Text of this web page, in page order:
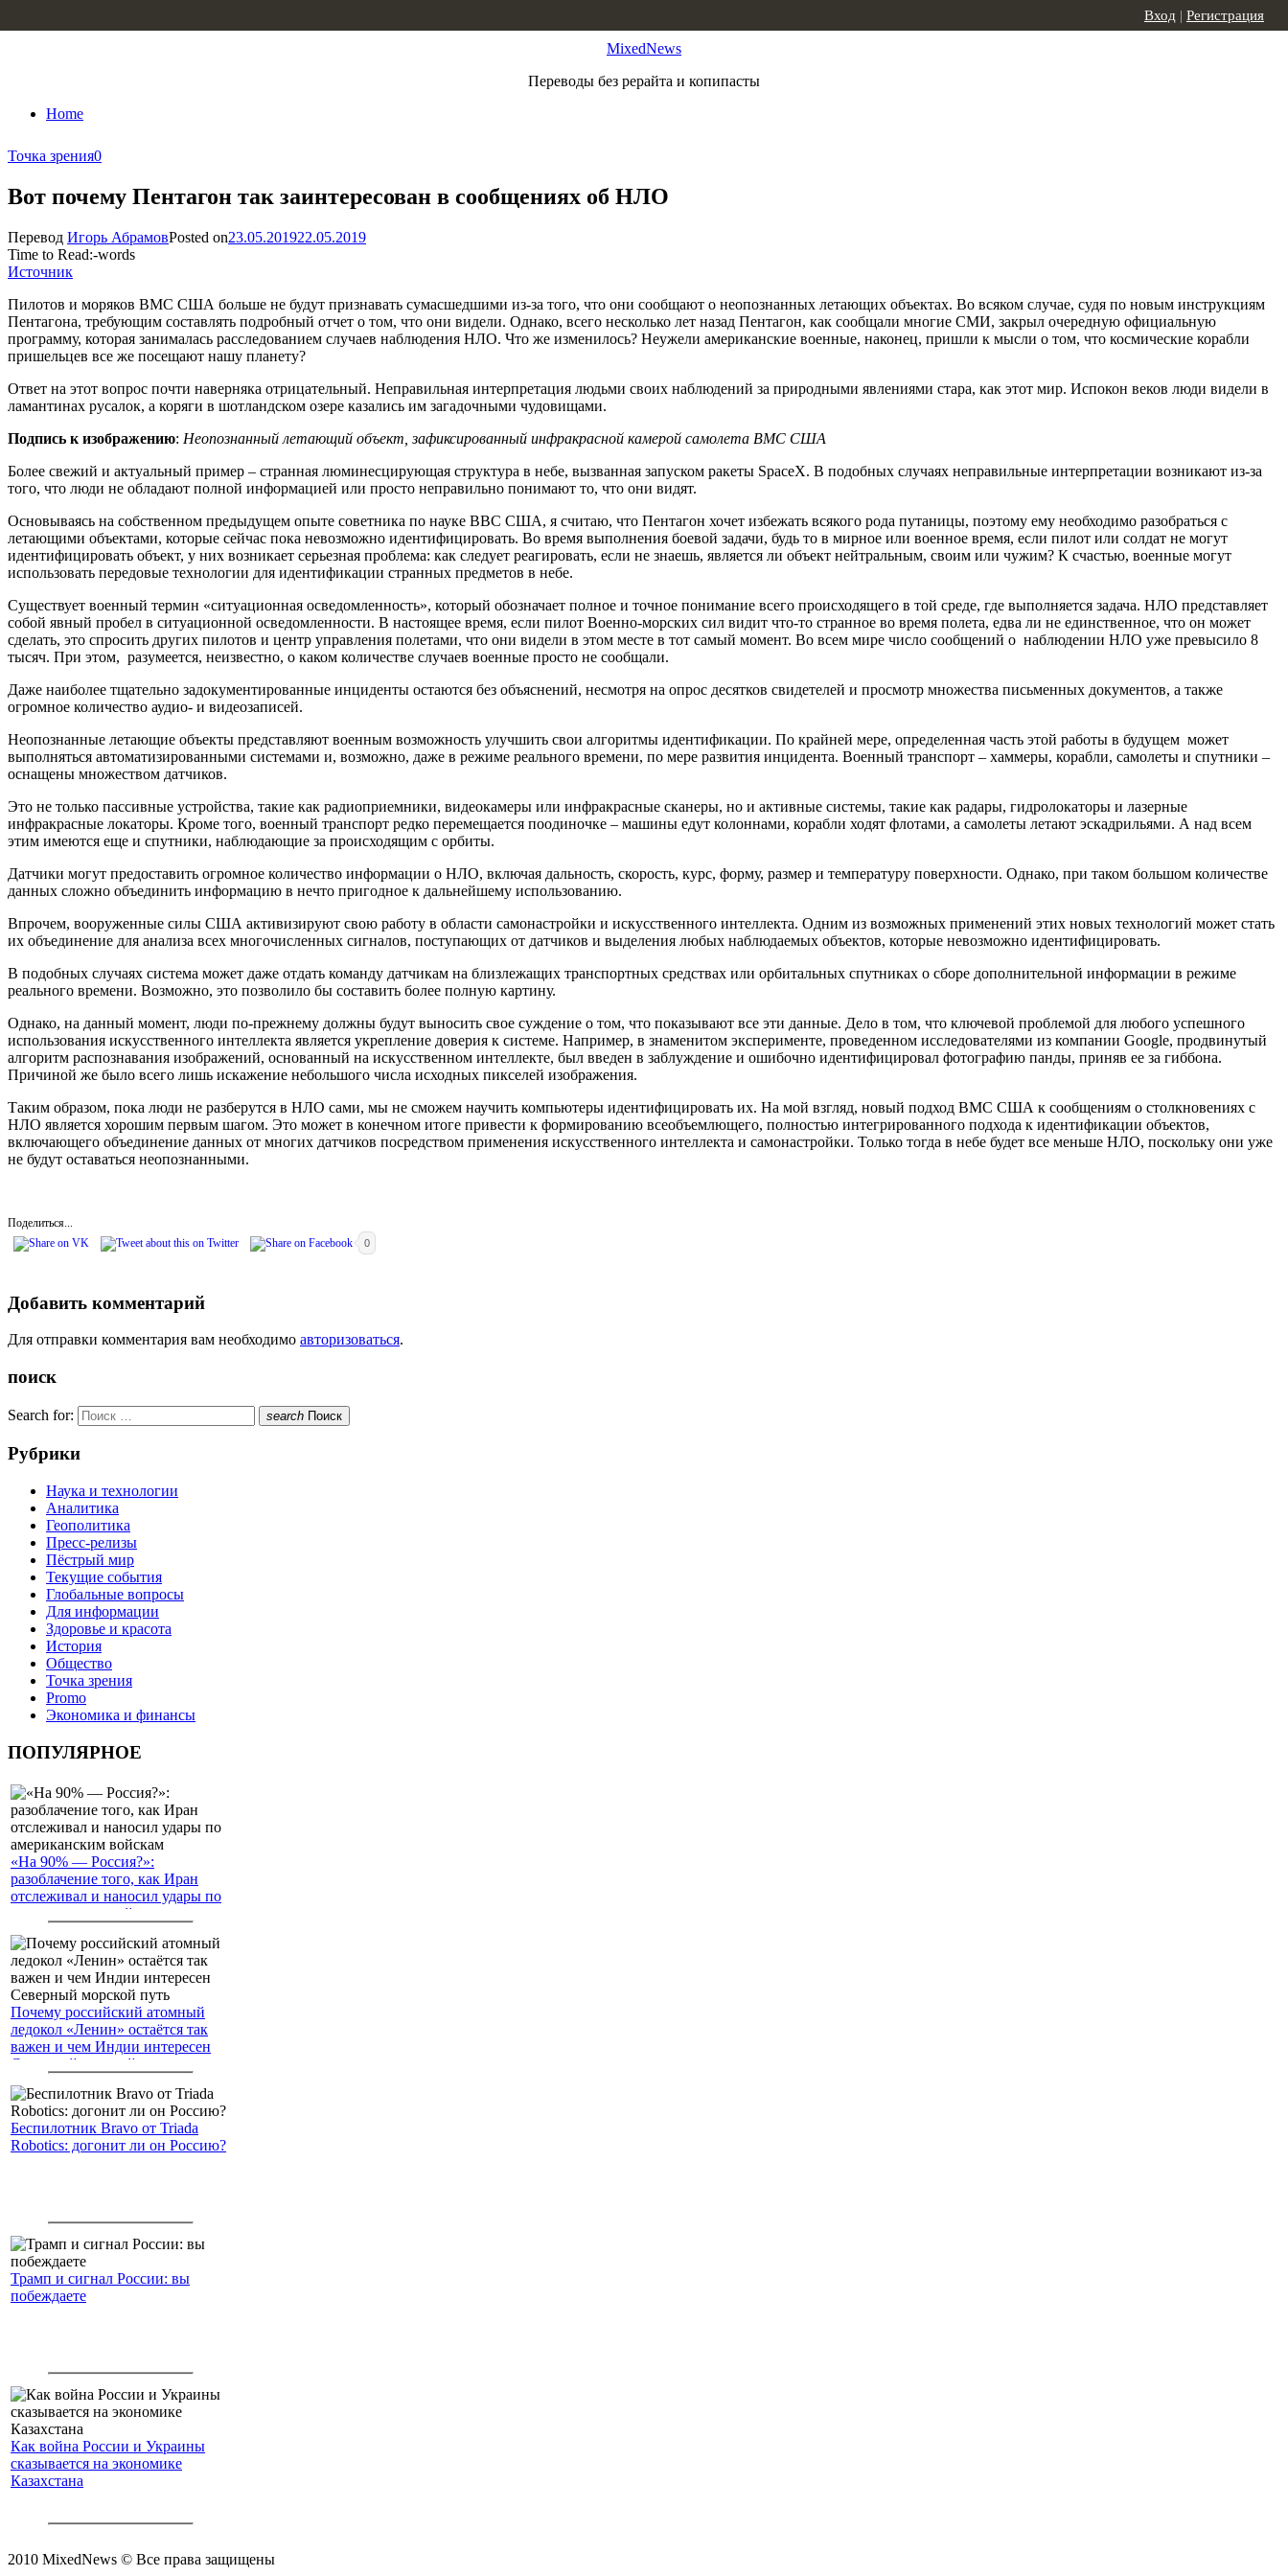
MixedNews
Переводы без рерайта и копипасты
Home
Вход | Регистрация
Точка зрения0
Вот почему Пентагон так заинтересован в сообщениях об НЛО
Перевод Игорь АбрамовPosted on23.05.201922.05.2019
Time to Read:-words
Источник
Пилотов и моряков ВМС США больше не будут признавать сумасшедшими из-за того, что они сообщают о неопознанных летающих объектах. Во всяком случае, судя по новым инструкциям
Пентагона, требующим составлять подробный отчет о том, что они видели. Однако, всего несколько лет назад Пентагон, как сообщали многие СМИ, закрыл очередную официальную
программу, которая занималась расследованием случаев наблюдения НЛО. Что же изменилось? Неужели американские военные, наконец, пришли к мысли о том, что космические корабли
пришельцев все же посещают нашу планету?
Ответ на этот вопрос почти наверняка отрицательный. Неправильная интерпретация людьми своих наблюдений за природными явлениями стара, как этот мир. Испокон веков люди видели в
ламантинах русалок, а коряги в шотландском озере казались им загадочными чудовищами.
Подпись к изображению: Неопознанный летающий объект, зафиксированный инфракрасной камерой самолета ВМС США
Более свежий и актуальный пример – странная люминесцирующая структура в небе, вызванная запуском ракеты SpaceX. В подобных случаях неправильные интерпретации возникают из-за
того, что люди не обладают полной информацией или просто неправильно понимают то, что они видят.
Основываясь на собственном предыдущем опыте советника по науке ВВС США, я считаю, что Пентагон хочет избежать всякого рода путаницы, поэтому ему необходимо разобраться с
летающими объектами, которые сейчас пока невозможно идентифицировать. Во время выполнения боевой задачи, будь то в мирное или военное время, если пилот или солдат не могут
идентифицировать объект, у них возникает серьезная проблема: как следует реагировать, если не знаешь, является ли объект нейтральным, своим или чужим? К счастью, военные могут
использовать передовые технологии для идентификации странных предметов в небе.
Существует военный термин «ситуационная осведомленность», который обозначает полное и точное понимание всего происходящего в той среде, где выполняется задача. НЛО представляет
собой явный пробел в ситуационной осведомленности. В настоящее время, если пилот Военно-морских сил видит что-то странное во время полета, едва ли не единственное, что он может
сделать, это спросить других пилотов и центр управления полетами, что они видели в этом месте в тот самый момент. Во всем мире число сообщений о наблюдении НЛО уже превысило 8
тысяч. При этом, разумеется, неизвестно, о каком количестве случаев военные просто не сообщали.
Даже наиболее тщательно задокументированные инциденты остаются без объяснений, несмотря на опрос десятков свидетелей и просмотр множества письменных документов, а также
огромное количество аудио- и видеозаписей.
Неопознанные летающие объекты представляют военным возможность улучшить свои алгоритмы идентификации. По крайней мере, определенная часть этой работы в будущем может
выполняться автоматизированными системами и, возможно, даже в режиме реального времени, по мере развития инцидента. Военный транспорт – хаммеры, корабли, самолеты и спутники –
оснащены множеством датчиков.
Это не только пассивные устройства, такие как радиоприемники, видеокамеры или инфракрасные сканеры, но и активные системы, такие как радары, гидролокаторы и лазерные
инфракрасные локаторы. Кроме того, военный транспорт редко перемещается поодиночке – машины едут колоннами, корабли ходят флотами, а самолеты летают эскадрильями. А над всем
этим имеются еще и спутники, наблюдающие за происходящим с орбиты.
Датчики могут предоставить огромное количество информации о НЛО, включая дальность, скорость, курс, форму, размер и температуру поверхности. Однако, при таком большом количестве
данных сложно объединить информацию в нечто пригодное к дальнейшему использованию.
Впрочем, вооруженные силы США активизируют свою работу в области самонастройки и искусственного интеллекта. Одним из возможных применений этих новых технологий может стать
их объединение для анализа всех многочисленных сигналов, поступающих от датчиков и выделения любых наблюдаемых объектов, которые невозможно идентифицировать.
В подобных случаях система может даже отдать команду датчикам на близлежащих транспортных средствах или орбитальных спутниках о сборе дополнительной информации в режиме
реального времени. Возможно, это позволило бы составить более полную картину.
Однако, на данный момент, люди по-прежнему должны будут выносить свое суждение о том, что показывают все эти данные. Дело в том, что ключевой проблемой для любого успешного
использования искусственного интеллекта является укрепление доверия к системе. Например, в знаменитом эксперименте, проведенном исследователями из компании Google, продвинутый
алгоритм распознавания изображений, основанный на искусственном интеллекте, был введен в заблуждение и ошибочно идентифицировал фотографию панды, приняв ее за гиббона.
Причиной же было всего лишь искажение небольшого числа исходных пикселей изображения.
Таким образом, пока люди не разберутся в НЛО сами, мы не сможем научить компьютеры идентифицировать их. На мой взгляд, новый подход ВМС США к сообщениям о столкновениях с
НЛО является хорошим первым шагом. Это может в конечном итоге привести к формированию всеобъемлющего, полностью интегрированного подхода к идентификации объектов,
включающего объединение данных от многих датчиков посредством применения искусственного интеллекта и самонастройки. Только тогда в небе будет все меньше НЛО, поскольку они уже
не будут оставаться неопознанными.
Поделиться...
0
Добавить комментарий
Для отправки комментария вам необходимо авторизоваться.
поиск
Search for: search Поиск
Рубрики
Наука и технологии
Аналитика
Геополитика
Пресс-релизы
Пёстрый мир
Текущие события
Глобальные вопросы
Для информации
Здоровье и красота
История
Общество
Точка зрения
Promo
Экономика и финансы
ПОПУЛЯРНОЕ
«На 90% — Россия?»:
разоблачение того, как Иран
отслеживал и наносил удары по
американским войскам
Почему российский атомный
ледокол «Ленин» остаётся так
важен и чем Индии интересен
Северный морской путь
Беспилотник Bravo от Triada
Robotics: догонит ли он Россию?
Трамп и сигнал России: вы
побеждаете
Как война России и Украины
сказывается на экономике
Казахстана
2010 MixedNews © Все права защищены